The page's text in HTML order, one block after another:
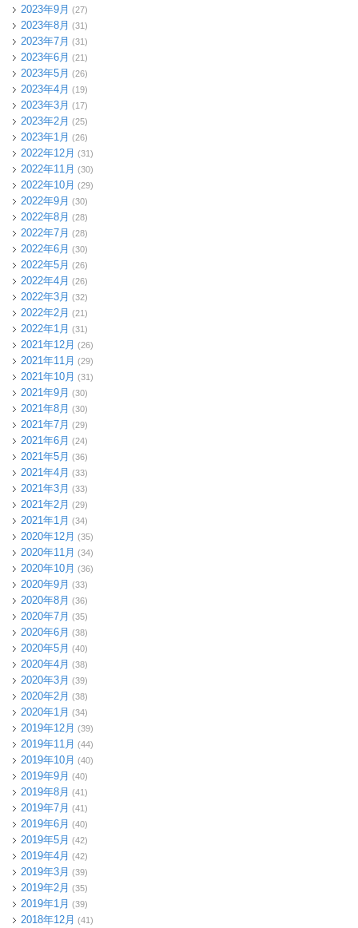
2023年9月 (27)
2023年8月 (31)
2023年7月 (31)
2023年6月 (21)
2023年5月 (26)
2023年4月 (19)
2023年3月 (17)
2023年2月 (25)
2023年1月 (26)
2022年12月 (31)
2022年11月 (30)
2022年10月 (29)
2022年9月 (30)
2022年8月 (28)
2022年7月 (28)
2022年6月 (30)
2022年5月 (26)
2022年4月 (26)
2022年3月 (32)
2022年2月 (21)
2022年1月 (31)
2021年12月 (26)
2021年11月 (29)
2021年10月 (31)
2021年9月 (30)
2021年8月 (30)
2021年7月 (29)
2021年6月 (24)
2021年5月 (36)
2021年4月 (33)
2021年3月 (33)
2021年2月 (29)
2021年1月 (34)
2020年12月 (35)
2020年11月 (34)
2020年10月 (36)
2020年9月 (33)
2020年8月 (36)
2020年7月 (35)
2020年6月 (38)
2020年5月 (40)
2020年4月 (38)
2020年3月 (39)
2020年2月 (38)
2020年1月 (34)
2019年12月 (39)
2019年11月 (44)
2019年10月 (40)
2019年9月 (40)
2019年8月 (41)
2019年7月 (41)
2019年6月 (40)
2019年5月 (42)
2019年4月 (42)
2019年3月 (39)
2019年2月 (35)
2019年1月 (39)
2018年12月 (41)